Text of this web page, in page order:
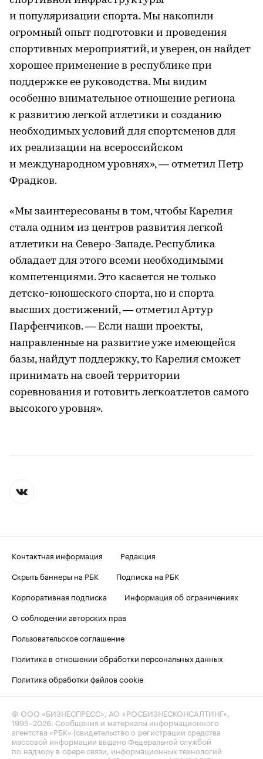
и популяризации спорта. Мы накопили
огромный опыт подготовки и проведения
спортивных мероприятий, и уверен, он найдет
хорошее применение в республике при
поддержке ее руководства. Мы видим
особенно внимательное отношение региона
к развитию легкой атлетики и созданию
необходимых условий для спортсменов для
их реализации на всероссийском
и международном уровнях», — отметил Петр
Фрадков.
«Мы заинтересованы в том, чтобы Карелия
стала одним из центров развития легкой
атлетики на Северо-Западе. Республика
обладает для этого всеми необходимыми
компетенциями. Это касается не только
детско-юношеского спорта, но и спорта
высших достижений, — отметил Артур
Парфенчиков. — Если наши проекты,
направленные на развитие уже имеющейся
базы, найдут поддержку, то Карелия сможет
принимать на своей территории
соревнования и готовить легкоатлетов самого
высокого уровня».
Контактная информация
Редакция
Скрыть баннеры на РБК
Подписка на РБК
Корпоративная подписка
Информация об ограничениях
О соблюдении авторских прав
Пользовательское соглашение
Политика в отношении обработки персональных данных
Политика обработки файлов cookie
© ООО «БИЗНЕСПРЕСС», АО «РОСБИЗНЕСКОНСАЛТИНГ»,
1995–2026 . Сообщения и материалы информационного
агентства «РБК» (свидетельство о регистрации средства
массовой информации выдано Федеральной службой
по надзору в сфере связи, информационных технологий